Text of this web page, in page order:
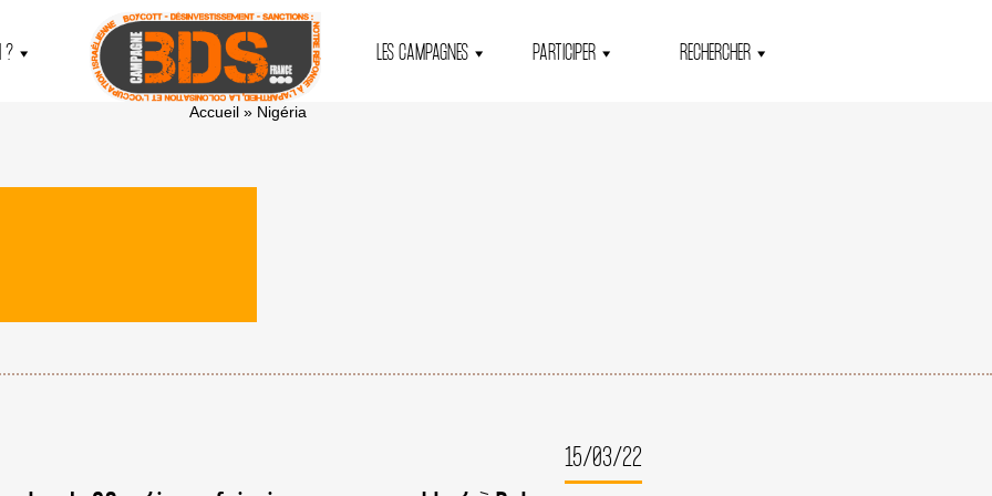
? LES CAMPAGNES PARTICIPER RECHERCHER
Accueil » Nigéria
15/03/22